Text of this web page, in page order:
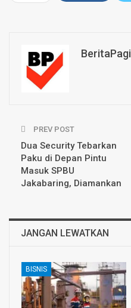
BeritaPagi
PREV POST
Dua Security Tebarkan
Paku di Depan Pintu
Masuk SPBU
Jakabaring, Diamankan
JANGAN LEWATKAN
BISNIS